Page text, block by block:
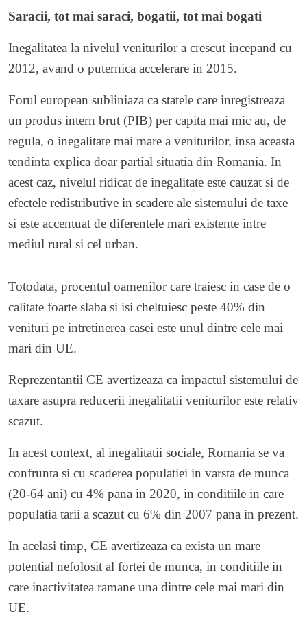
Saracii, tot mai saraci, bogatii, tot mai bogati
Inegalitatea la nivelul veniturilor a crescut incepand cu
2012, avand o puternica accelerare in 2015.
Forul european subliniaza ca statele care inregistreaza
un produs intern brut (PIB) per capita mai mic au, de
regula, o inegalitate mai mare a veniturilor, insa aceasta
tendinta explica doar partial situatia din Romania. In
acest caz, nivelul ridicat de inegalitate este cauzat si de
efectele redistributive in scadere ale sistemului de taxe
si este accentuat de diferentele mari existente intre
mediul rural si cel urban.
Totodata, procentul oamenilor care traiesc in case de o
calitate foarte slaba si isi cheltuiesc peste 40% din
venituri pe intretinerea casei este unul dintre cele mai
mari din UE.
Reprezentantii CE avertizeaza ca impactul sistemului de
taxare asupra reducerii inegalitatii veniturilor este relativ
scazut.
In acest context, al inegalitatii sociale, Romania se va
confrunta si cu scaderea populatiei in varsta de munca
(20-64 ani) cu 4% pana in 2020, in conditiile in care
populatia tarii a scazut cu 6% din 2007 pana in prezent.
In acelasi timp, CE avertizeaza ca exista un mare
potential nefolosit al fortei de munca, in conditiile in
care inactivitatea ramane una dintre cele mai mari din
UE.